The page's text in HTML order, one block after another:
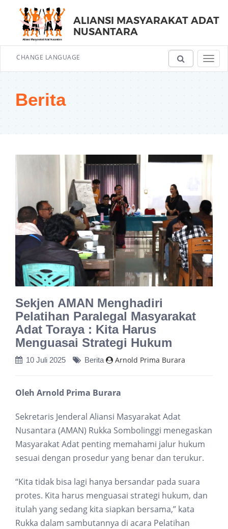
ALIANSI MASYARAKAT ADAT
NUSANTARA
CHANGE LANGUAGE
Berita
Sekjen AMAN Menghadiri
Pelatihan Paralegal Masyarakat
Adat Toraya : Kita Harus
Menguasai Strategi Hukum
10 Juli 2025 Berita Arnold Prima Burara
Oleh Arnold Prima Burara
Sekretaris Jenderal Aliansi Masyarakat Adat
Nusantara (AMAN) Rukka Sombolinggi menegaskan
Masyarakat Adat penting memahami jalur hukum
sesuai dengan prosedur yang benar dan terukur.
“Kita tidak bisa lagi hanya bersandar pada suara
protes. Kita harus menguasai strategi hukum, dan
itulah yang sedang kita siapkan bersama,” kata
Rukka dalam sambutannya di acara Pelatihan